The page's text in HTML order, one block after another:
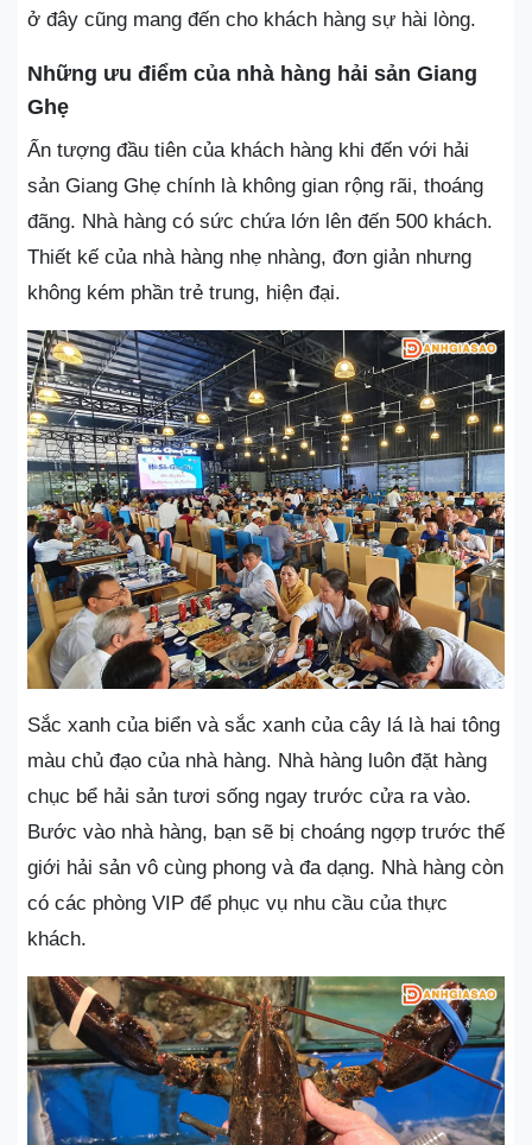
ở đây cũng mang đến cho khách hàng sự hài lòng.
Những ưu điểm của nhà hàng hải sản Giang
Ghẹ
Ấn tượng đầu tiên của khách hàng khi đến với hải
sản Giang Ghẹ chính là không gian rộng rãi, thoáng
đãng. Nhà hàng có sức chứa lớn lên đến 500 khách.
Thiết kế của nhà hàng nhẹ nhàng, đơn giản nhưng
không kém phần trẻ trung, hiện đại.
Sắc xanh của biển và sắc xanh của cây lá là hai tông
màu chủ đạo của nhà hàng. Nhà hàng luôn đặt hàng
chục bể hải sản tươi sống ngay trước cửa ra vào.
Bước vào nhà hàng, bạn sẽ bị choáng ngợp trước thế
giới hải sản vô cùng phong và đa dạng. Nhà hàng còn
có các phòng VIP để phục vụ nhu cầu của thực
khách.